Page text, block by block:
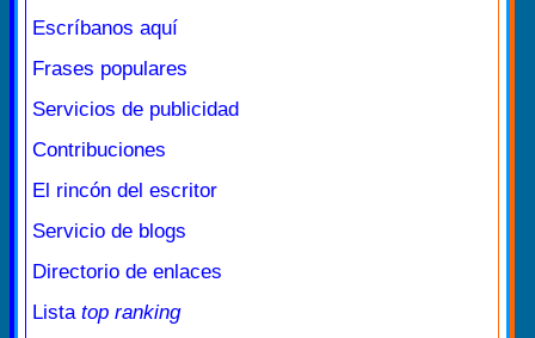
Escríbanos aquí
Frases populares
Servicios de publicidad
Contribuciones
El rincón del escritor
Servicio de blogs
Directorio de enlaces
Lista top ranking